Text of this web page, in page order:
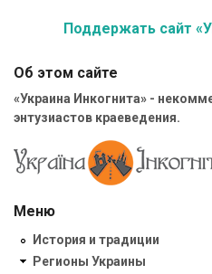
Поддержать сайт
Об этом сайте
«Украина Инкогнита» -
энтузиастов краеведения.
Меню
История и традиции
Регионы Украины